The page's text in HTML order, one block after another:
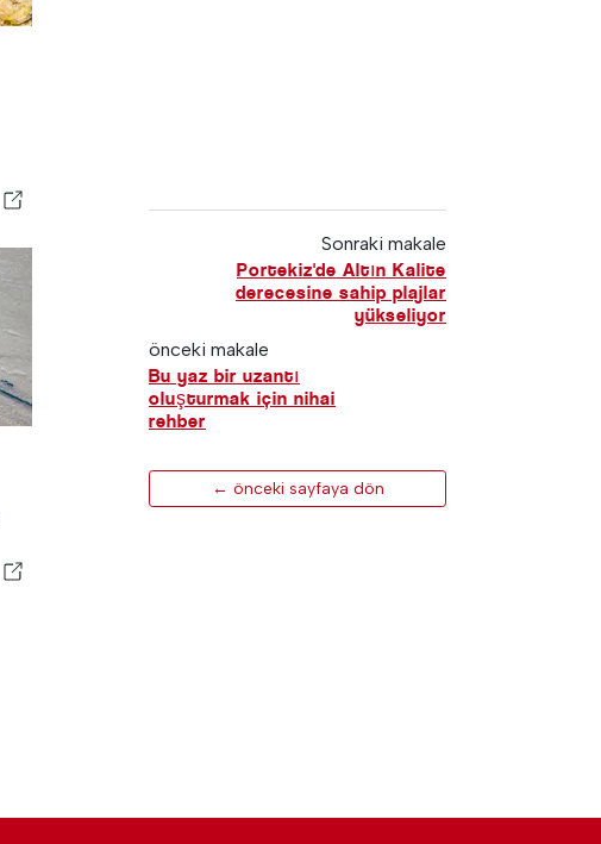
Sonraki makale
Portekiz'de Altın Kalite
derecesine sahip plajlar
yükseliyor
önceki makale
Bu yaz bir uzantı
oluşturmak için nihai
rehber
← önceki sayfaya dön